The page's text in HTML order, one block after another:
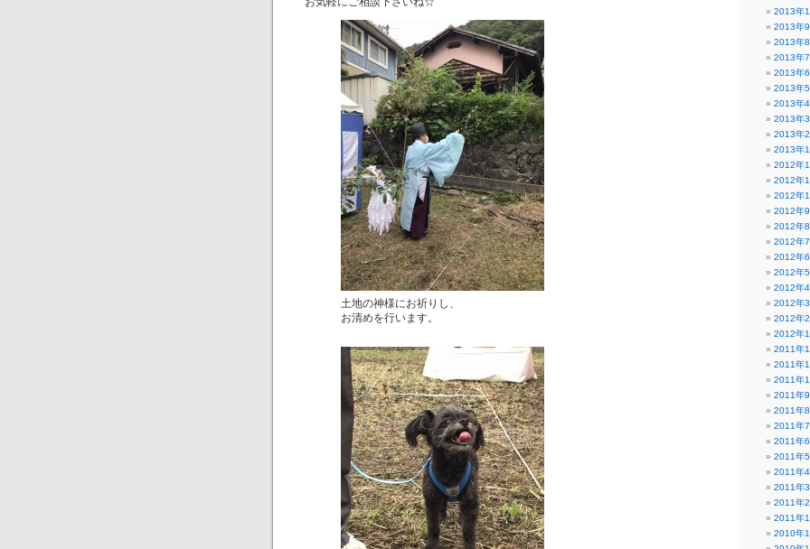
土地の神様にお祈りし、
お清めを行います。
2013年
2013年9
2013年8
2013年7
2013年6
2013年5
2013年4
2013年3
2013年2
2013年1
2012年
2012年
2012年
2012年9
2012年8
2012年7
2012年6
2012年5
2012年4
2012年3
2012年2
2012年1
2011年
2011年
2011年
2011年9
2011年8
2011年7
2011年6
2011年5
2011年4
2011年3
2011年2
2011年1
2010年